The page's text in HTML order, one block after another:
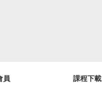
員 課程下載